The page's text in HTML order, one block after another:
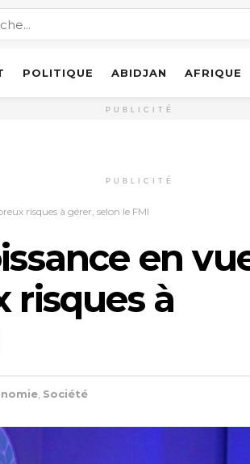
POLITIQUE ABIDJAN AFRIQUE
PUBLICITÉ
PUBLICITÉ
risques à gérer, selon le FMI
en
risques à
Société